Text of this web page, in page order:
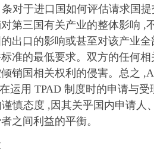
对于进口国如何评估请求国
第三国有关产业的整体影响 ,
出口的影响或甚至对该产业
准的最低要求。双方的任何
销国相关权利的侵害。总之
运用 TPAD 制度时的申请与
慎态度 ,因其关乎国内申请人
之间利益的平衡。